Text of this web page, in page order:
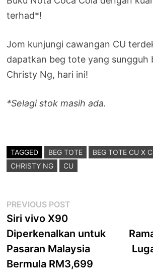
terhad*!
Jom kunjungi cawangan CU
dapatkan beg tote yang sungguh
Christy Ng, hari ini!
*Selagi stok masih ada.
TAGGED BEG TOTE
BEG TOTE CU X
CHRISTY NG
CU
Post
navigation
PREVIOUS POST
Siri vivo X90
Diperkenalkan untuk
Pasaran Malaysia
Bermula RM3,699